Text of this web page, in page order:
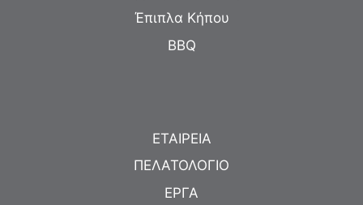
Έπιπλα Κήπου
BBQ
ΕΤΑΙΡΕΙΑ
ΠΕΛΑΤΟΛΟΓΙΟ
ΕΡΓΑ